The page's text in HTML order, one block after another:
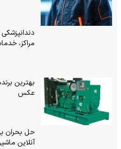
مراکز،
بهترین
عکس
حل بحران
آنلاین